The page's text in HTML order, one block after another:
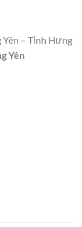
– Tỉnh Hưng
Yên